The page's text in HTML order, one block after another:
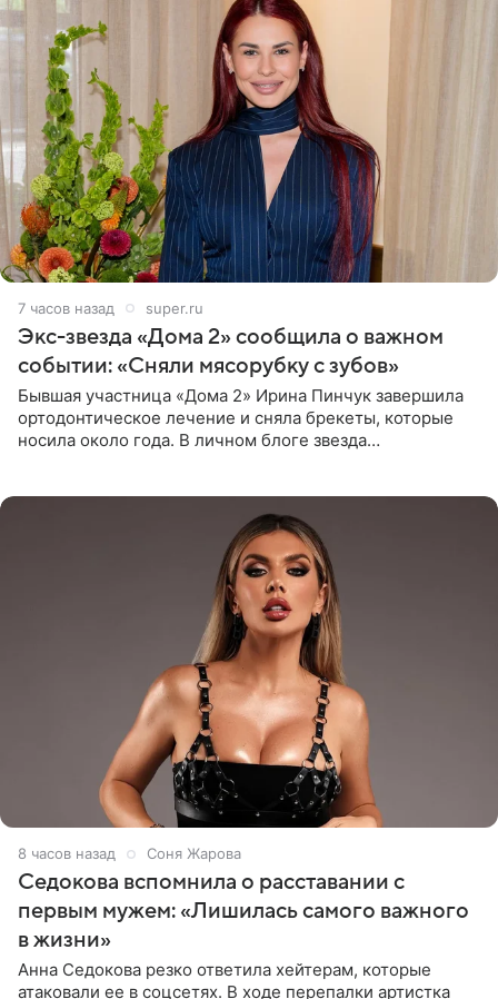
7 часов назад super.ru
Экс-звезда «Дома 2» сообщила о важном
событии: «Сняли мясорубку с зубов»
Бывшая участница «Дома 2» Ирина Пинчук завершила
ортодонтическое лечение и сняла брекеты, которые
носила около года. В личном блоге звезда
8 часов назад Соня Жарова
Седокова вспомнила о расставании с
первым мужем: «Лишилась самого важного
в жизни»
Анна Седокова резко ответила хейтерам, которые
атаковали ее в соцсетях. В ходе перепалки артистка